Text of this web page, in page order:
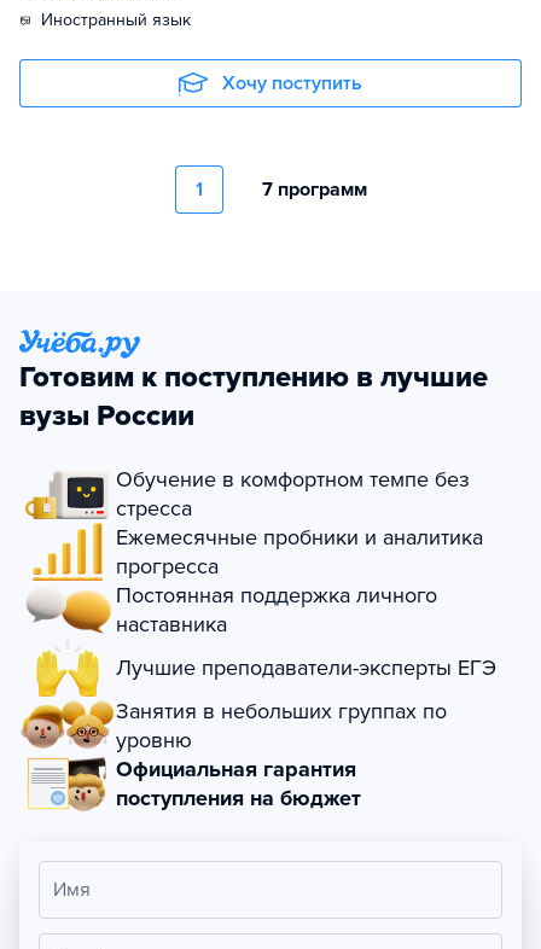
иностранный язык
Хочу поступить
1 7 программ
Готовим к поступлению в лучшие
вузы России
Обучение в комфортном темпе без
стресса
Ежемесячные пробники и аналитика
прогресса
Постоянная поддержка личного
наставника
Лучшие преподаватели-эксперты ЕГЭ
Занятия в небольших группах по
уровню
Официальная гарантия
поступления на бюджет
Имя